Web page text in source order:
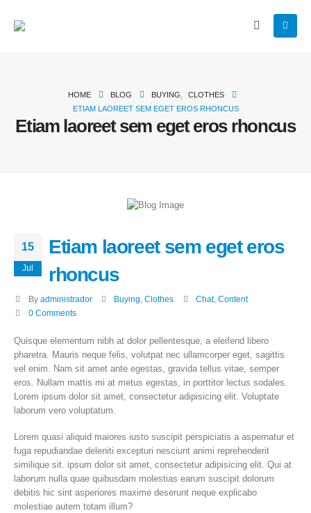
HOME BLOG BUYING
CLOTHES
ETIAM LAOREET SEM EGET EROS RHONCUS
Etiam laoreet sem eget eros rhoncus
15
Jul
Etiam laoreet sem eget eros
rhoncus
By administrador Buying ,Clothes Chat,Content
0 Comments
Quisque elementum nibh at dolor pellentesque, a eleifend libero
pharetra. Mauris neque felis, volutpat nec ullamcorper eget, sagittis
vel enim. Nam sit amet ante egestas, gravida tellus vitae, semper
eros. Nullam mattis mi at metus egestas, in porttitor lectus sodales.
Lorem ipsum dolor sit amet, consectetur adipisicing elit. Voluptate
laborum vero voluptatum.
Lorem quasi aliquid maiores iusto suscipit perspiciatis a aspernatur et
fuga repudiandae deleniti excepturi nesciunt animi reprehenderit
similique sit. ipsum dolor sit amet, consectetur adipisicing elit. Qui at
laborum nulla quae quibusdam molestias earum suscipit dolorum
debitis hic sint asperiores maxime deserunt neque explicabo
molestiae autem totam illum?